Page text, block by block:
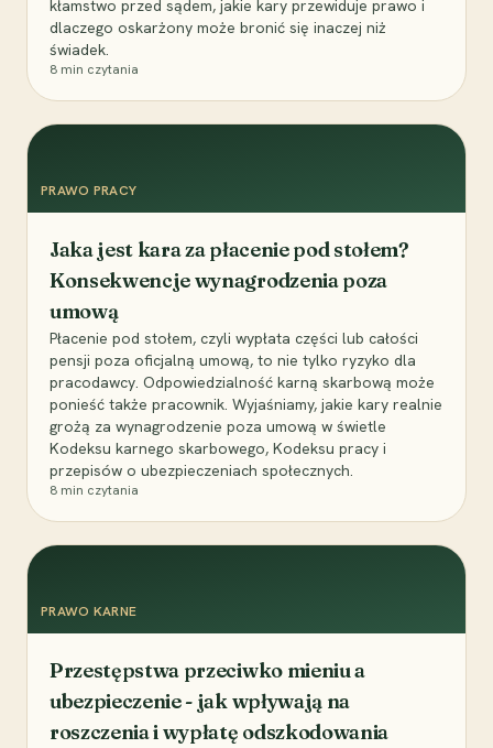
kłamstwo przed sądem, jakie kary przewiduje prawo i
dlaczego oskarżony może bronić się inaczej niż
świadek.
8 min czytania
PRAWO PRACY
Jaka jest kara za płacenie pod stołem?
Konsekwencje wynagrodzenia poza
umową
Płacenie pod stołem, czyli wypłata części lub całości
pensji poza oficjalną umową, to nie tylko ryzyko dla
pracodawcy. Odpowiedzialność karną skarbową może
ponieść także pracownik. Wyjaśniamy, jakie kary realnie
grożą za wynagrodzenie poza umową w świetle
Kodeksu karnego skarbowego, Kodeksu pracy i
przepisów o ubezpieczeniach społecznych.
8 min czytania
PRAWO KARNE
Przestępstwa przeciwko mieniu a
ubezpieczenie - jak wpływają na
roszczenia i wypłatę odszkodowania